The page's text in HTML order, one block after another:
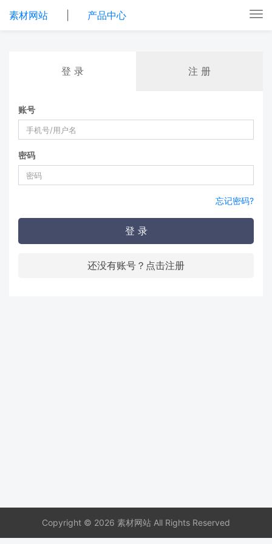
素材网站 产品中心
登 录 注 册
账号
密码
忘记密码?
登 录
还没有账号？点击注册
Copyright © 2026 素材网站 All Rights Reserved